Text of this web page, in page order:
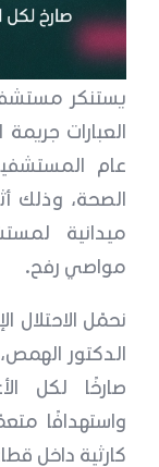
يستنكر
العبارات
عام
الصحة، وذلك
ميدانية
مواصي رفح.
نحمّل الاحتلال
الدكتور
صارخًا لكل
واستهدافًا
كارثية داخل